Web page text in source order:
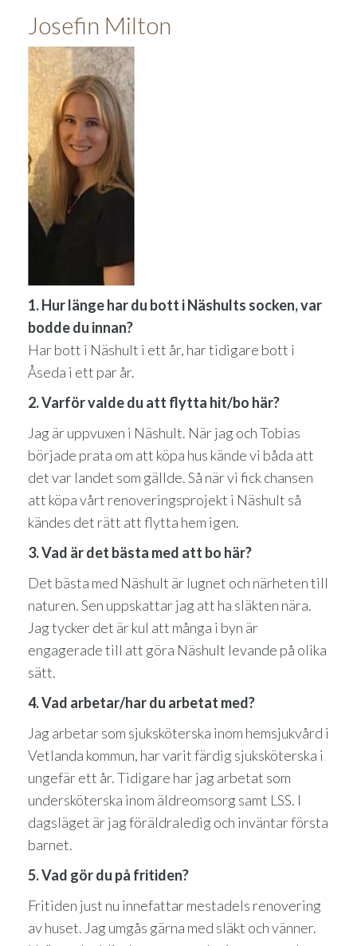
Josefin Milton
1. Hur länge har du bott i Näshults socken, var
bodde du innan?
Har bott i Näshult i ett år, har tidigare bott i
Åseda i ett par år.
2. Varför valde du att flytta hit/bo här?
Jag är uppvuxen i Näshult. När jag och Tobias
började prata om att köpa hus kände vi båda att
det var landet som gällde. Så när vi fick chansen
att köpa vårt renoveringsprojekt i Näshult så
kändes det rätt att flytta hem igen.
3. Vad är det bästa med att bo här?
Det bästa med Näshult är lugnet och närheten till
naturen. Sen uppskattar jag att ha släkten nära.
Jag tycker det är kul att många i byn är
engagerade till att göra Näshult levande på olika
sätt.
4. Vad arbetar/har du arbetat med?
Jag arbetar som sjuksköterska inom hemsjukvård i
Vetlanda kommun, har varit färdig sjuksköterska i
ungefär ett år. Tidigare har jag arbetat som
undersköterska inom äldreomsorg samt LSS. I
dagsläget är jag föräldraledig och inväntar första
barnet.
5. Vad gör du på fritiden?
Fritiden just nu innefattar mestadels renovering
av huset. Jag umgås gärna med släkt och vänner.